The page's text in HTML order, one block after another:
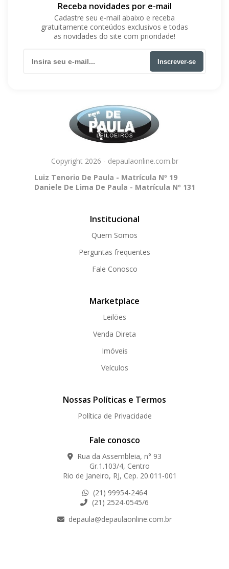
Receba novidades por e-mail
Cadastre seu e-mail abaixo e receba
gratuitamente conteúdos exclusivos e todas
as novidades do site com prioridade!
Inscrever-se
Copyright 2026 - depaulaonline.com.br
Luiz Tenorio De Paula - Matrícula Nº 19
Daniele De Lima De Paula - Matrícula Nº 131
Institucional
Quem Somos
Perguntas frequentes
Fale Conosco
Marketplace
Leilões
Venda Direta
Imóveis
Veículos
Nossas Políticas e Termos
Política de Privacidade
Fale conosco
Rua da Assembleia, n° 93
Gr.1.103/4, Centro
Rio de Janeiro, RJ, Cep. 20.011-001
(21) 99954-2464
(21) 2524-0545/6
depaula@depaulaonline.com.br